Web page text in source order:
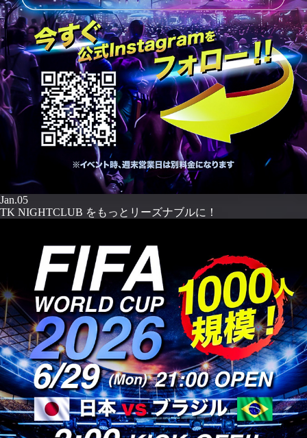
Jan.05
TK NIGHTCLUB をもっとリーズナブルに！